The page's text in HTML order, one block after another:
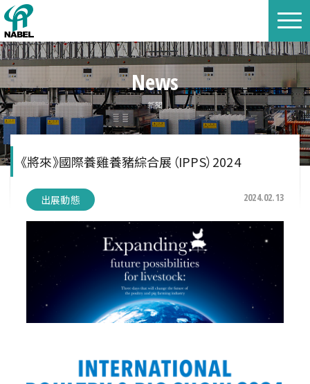
News
新聞
《將來》國際養雞養豬綜合展（IPPS）2024
出展動態 2024.02.13